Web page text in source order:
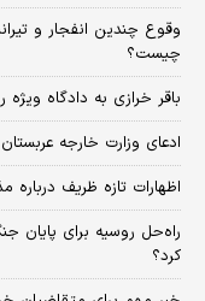
وقوع چندین انفجار و
چیست؟
باقر خرازی به دادگاه
ادعای وزارت خارجه عربستان
اظهارات تازه ظریف درباره
راه‌حل روسیه برای پایان
کرد؟